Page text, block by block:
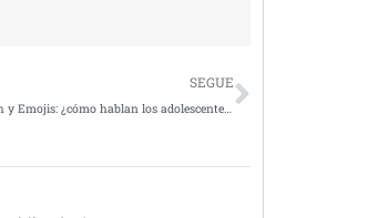
SEGUE
ThisCrush y Emojis: ¿cómo hablan los adolescentes?
Siguiente